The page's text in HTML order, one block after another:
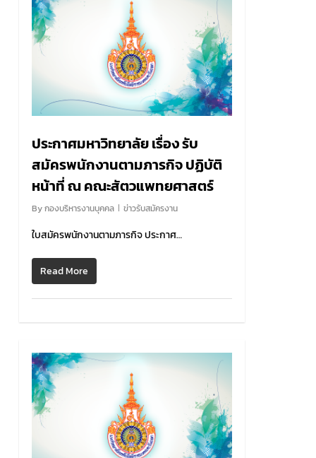
ประกาศมหาวิทยาลัย เรื่อง รับ
สมัครพนักงานตามภารกิจ ปฏิบัติ
หน้าที่ ณ คณะสัตวแพทยศาสตร์
Byกองบริหารงานบุคคล ข่าวรับสมัครงาน
ใบสมัครพนักงานตามภารกิจ ประกาศ…
Read More
0